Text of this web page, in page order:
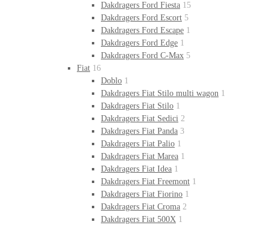
Dakdragers Ford Fiesta 15
Dakdragers Ford Escort 5
Dakdragers Ford Escape 1
Dakdragers Ford Edge 1
Dakdragers Ford C-Max 5
Fiat 16
Doblo 1
Dakdragers Fiat Stilo multi wagon 1
Dakdragers Fiat Stilo 1
Dakdragers Fiat Sedici 2
Dakdragers Fiat Panda 3
Dakdragers Fiat Palio 1
Dakdragers Fiat Marea 1
Dakdragers Fiat Idea 1
Dakdragers Fiat Freemont 1
Dakdragers Fiat Fiorino 1
Dakdragers Fiat Croma 2
Dakdragers Fiat 500X 1